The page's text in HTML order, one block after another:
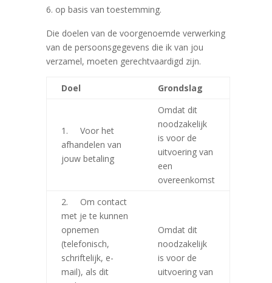
op basis van toestemming.
Die doelen van de voorgenoemde verwerking
van de persoonsgegevens die ik van jou
verzamel, moeten gerechtvaardigd zijn.
Doel Grondslag
1. Voor het
afhandelen van
jouw betaling
Omdat dit
noodzakelijk
is voor de
uitvoering van
een
overeenkomst
2. Om contact
met je te kunnen
opnemen
(telefonisch,
schriftelijk, e-
mail), als dit
Omdat dit
noodzakelijk
is voor de
uitvoering van